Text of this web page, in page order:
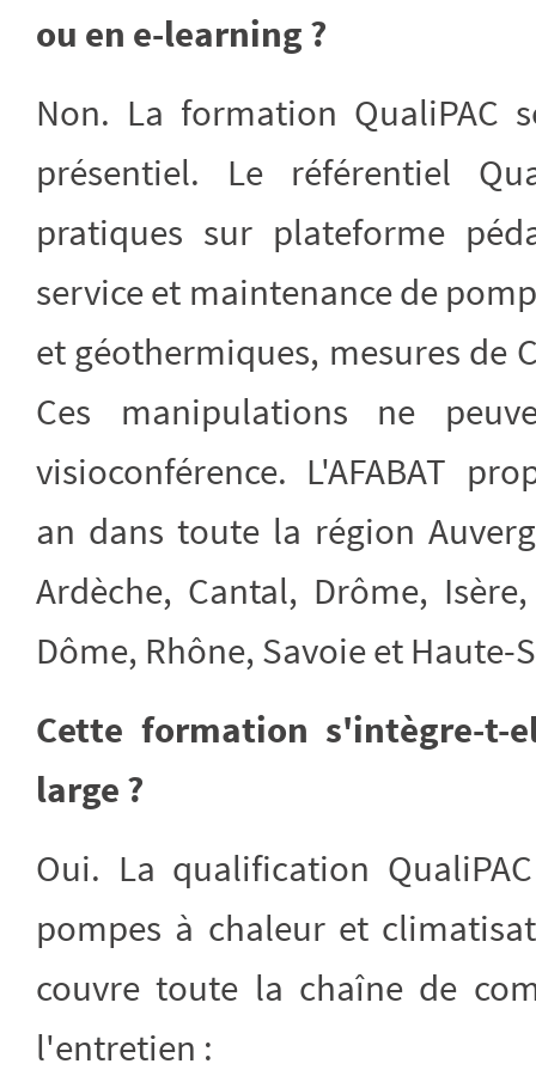
ou en e-learning ?
Non. La formation QualiPAC
présentiel. Le référentiel
pratiques sur plateforme
service et maintenance de
et géothermiques, mesures de
Ces manipulations ne
visioconférence. L'AFABAT
an dans toute la région
Ardèche, Cantal, Drôme,
Dôme, Rhône, Savoie et Haute-
Cette formation s'intègre-t-
large ?
Oui. La qualification
pompes à chaleur et
couvre toute la chaîne de
l'entretien :